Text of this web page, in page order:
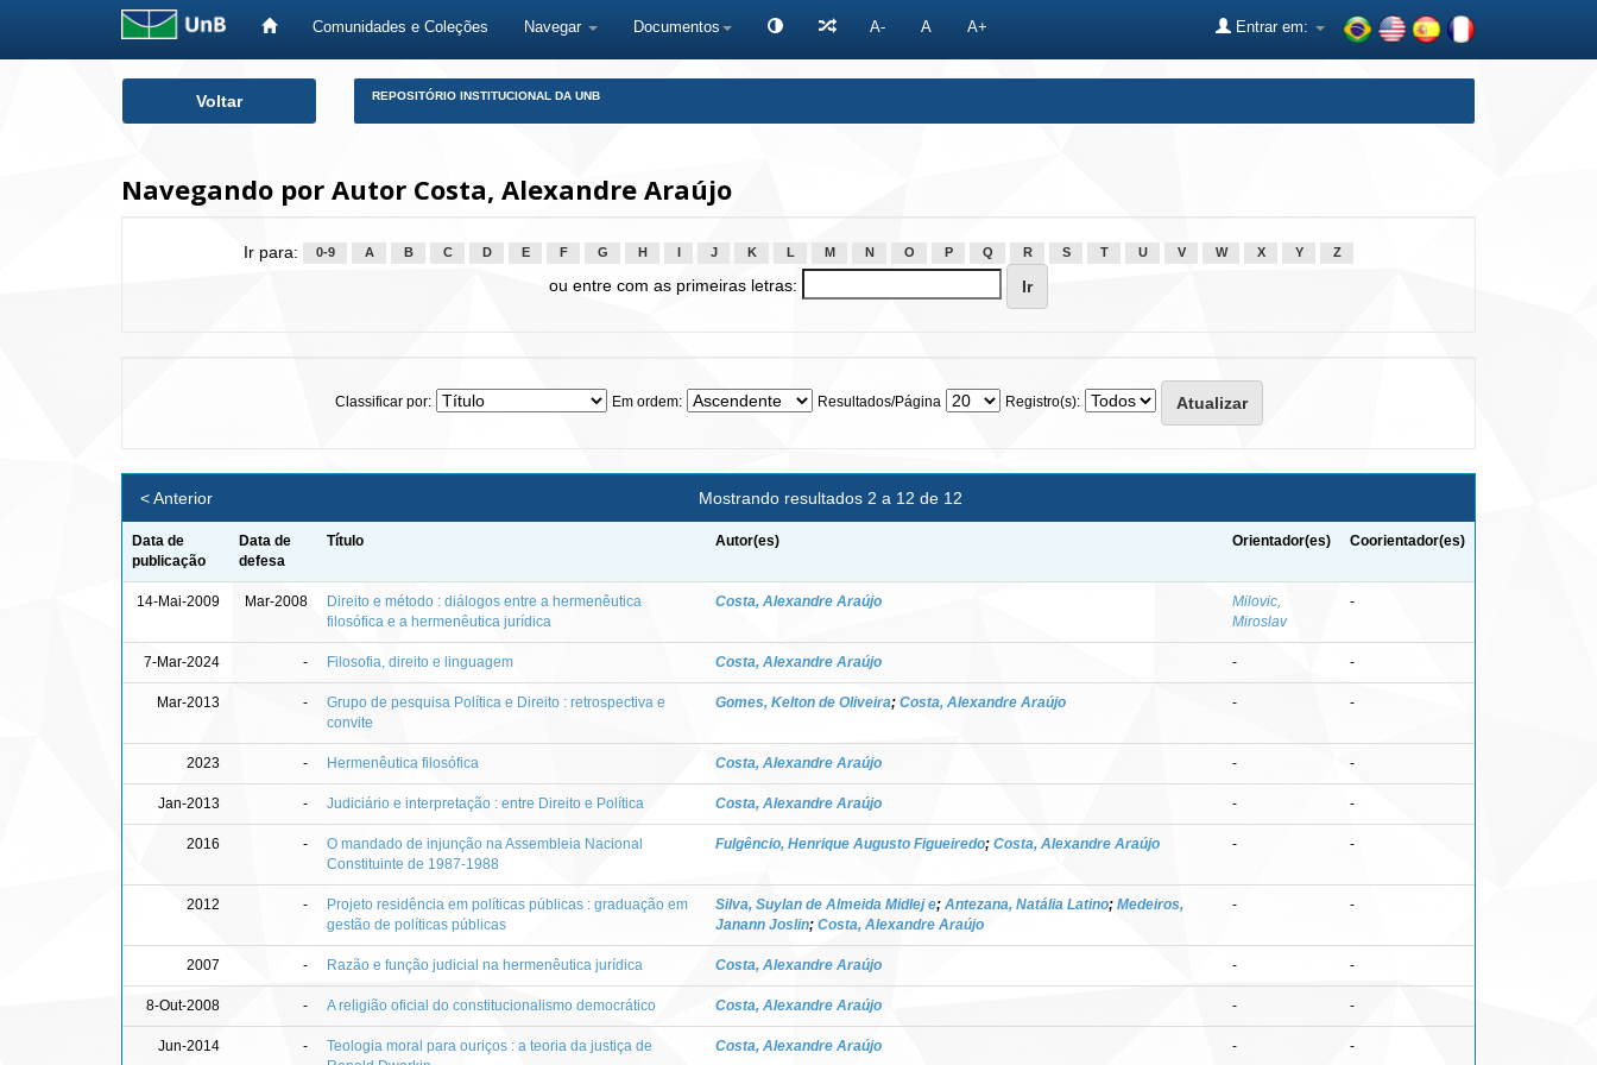
Comunidades e Coleções Navegar Documentos A- A A+ Entrar em:
Voltar REPOSITÓRIO INSTITUCIONAL DA UNB
Navegando por Autor Costa, Alexandre Araújo
Ir para: 0-9 A B C D E F G H J K L M N O P Q R S T U V W X Y Z
ou entre com as primeiras letras:
Classificar por: Em ordem: Resultados/Página Registro(s):
Mostrando resultados 2 a 12 de 12
< Anterior
Data de
publicação
Data de
defesa
Título Autor(es) Orientador(es) Coorientador(es)
14-Mai-2009 Mar-2008
Direito e método : diálogos entre a hermenêutica
filosófica e a hermenêutica jurídica
Costa, Alexandre Araújo
Milovic,
Miroslav
-
7-Mar-2024 - Filosofia, direito e linguagem Costa, Alexandre Araújo - -
Mar-2013 -
Grupo de pesquisa Política e Direito : retrospectiva e
convite
Gomes, Kelton de Oliveira; Costa, Alexandre Araújo - -
2023 - Hermenêutica filosófica Costa, Alexandre Araújo - -
Jan-2013 - Judiciário e interpretação : entre Direito e Política Costa, Alexandre Araújo - -
2016 -
O mandado de injunção na Assembleia Nacional
Constituinte de 1987-1988
Fulgêncio, Henrique Augusto Figueiredo; Costa, Alexandre Araújo - -
2012 -
Projeto residência em políticas públicas : graduação em
gestão de políticas públicas
Silva, Suylan de Almeida Midlej e; Antezana, Natália Latino; Medeiros,
Janann Joslin; Costa, Alexandre Araújo
- -
2007 - Razão e função judicial na hermenêutica jurídica Costa, Alexandre Araújo - -
8-Out-2008 - A religião oficial do constitucionalismo democrático Costa, Alexandre Araújo - -
Jun-2014 -
Teologia moral para ouriços : a teoria da justiça de
Costa, Alexandre Araújo - -